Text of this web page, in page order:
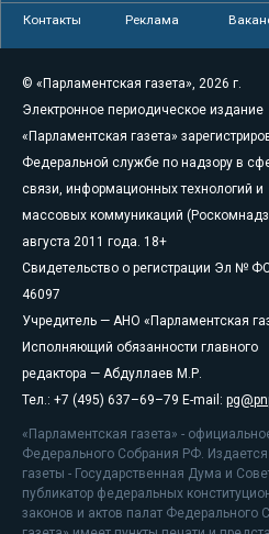
Контакты Реклама
© «Парламентская газета», 2026 г.
Электронное периодическое издание
«Парламентская газета»
Федеральной службе по надзору в
связи, информационных технологий и
массовых коммуникаций
августа 2011 года. 18+
Свидетельство о регистрации Эл №
46097
Учредитель — АНО «Парламентская
Исполняющий обязанности главного
редактора — Абдуллаев М.Р.
Тел.: +7 (495) 637–69–79 E-mail:
«Парламентская газета» -
Федерального Собрания РФ.
газеты - Государственная Дума и
публикатор федеральных
законов и актов палат Федерального